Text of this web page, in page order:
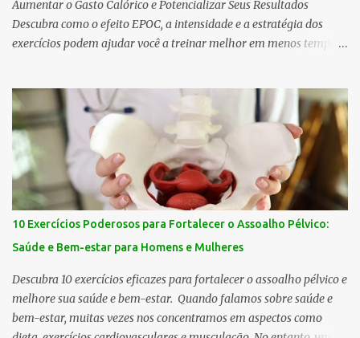
Aumentar o Gasto Calórico e Potencializar Seus Resultados
Descubra como o efeito EPOC, a intensidade e a estratégia dos
exercícios podem ajudar você a treinar melhor em menos tempo.
tempo”? A boa notícia é que cuidar do seu corpo não precisa
depender de horas livres. O treino metabólico é uma estratégia que
combina movimentos eficientes, intensidade ajustada e exercícios
que envolvem diferentes grupos musculares, ajudando a aumentar
a demanda energética do organismo. E o melhor: ele pode ser
adaptado para diferentes níveis de condicionamento — desde
quem está começando até quem já tem uma rotina de exercícios.
precisa ser extremo para trazer benefícios. O movimento constante
ajuda a fortalecer o corpo, melhorar a disposição e construir ...
10 Exercícios Poderosos para Fortalecer o Assoalho Pélvico:
Saúde e Bem-estar para Homens e Mulheres
Descubra 10 exercícios eficazes para fortalecer o assoalho pélvico e
melhore sua saúde e bem-estar. Quando falamos sobre saúde e
bem-estar, muitas vezes nos concentramos em aspectos como